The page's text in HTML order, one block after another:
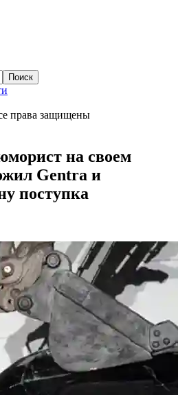
права защищены
на своем
Gentra и
поступка